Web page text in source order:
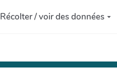
Récolter / voir des données